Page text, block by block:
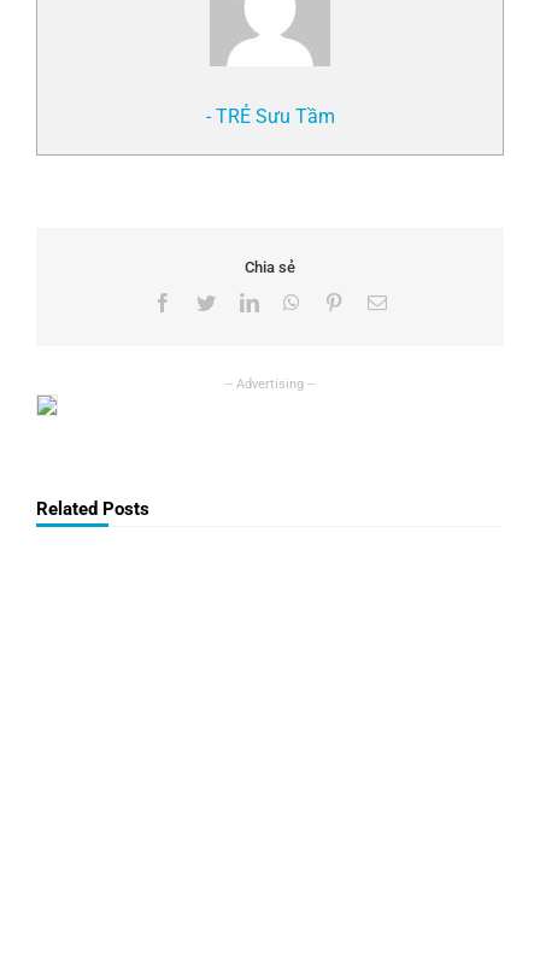
- TRẺ Sưu Tầm
Chia sẻ
Facebook
TwitterLinkedInWhatsApp
PinterestEmail
Related Posts